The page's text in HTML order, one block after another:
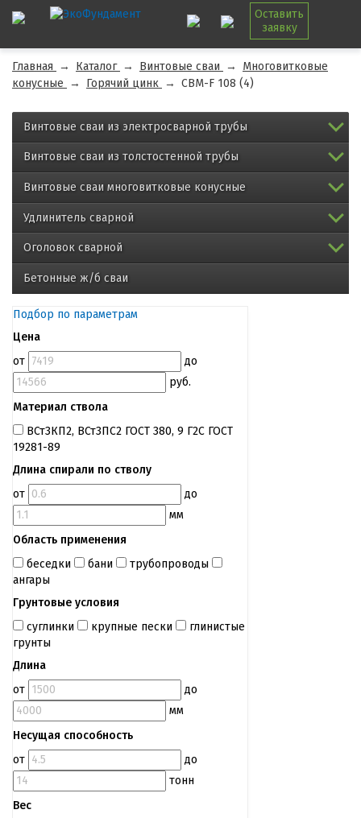
Оставить
заявку
Главная → Каталог → Винтовые сваи →
Многовитковые
конусные → Горячий цинк → СВМ-F 108 (4)
Винтовые сваи из электросварной трубы
Винтовые сваи из толстостенной трубы
Винтовые сваи многовитковые конусные
Удлинитель сварной
Оголовок сварной
Бетонные ж/б сваи
Подбор по параметрам
Цена
от
до
руб.
Материал ствола
ВСт3КП2, ВСт3ПС2 ГОСТ 380, 9 Г2С ГОСТ
19281-89
Длина спирали по стволу
от
до
мм
Область применения
беседки
бани
трубопроводы
ангары
Грунтовые условия
суглинки
крупные пески
глинистые
грунты
Длина
от
до
мм
Несущая способность
от
до
тонн
Вес